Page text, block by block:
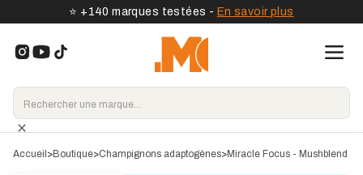
⭐️ +140 marques testées - En savoir plus
Accueil >Boutique>Champignons adaptogènes>Miracle Focus - Mushblend